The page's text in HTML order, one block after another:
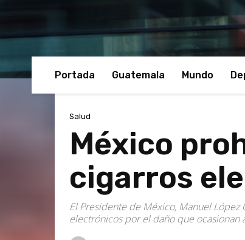
Portada Guatemala Mundo
Salud
México
cigarros
El Presidente de México, Manuel
electrónicos por el daño que ocasionan